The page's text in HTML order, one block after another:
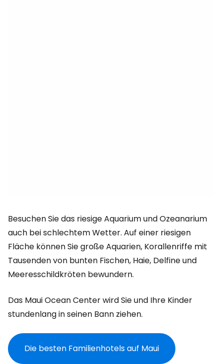
Besuchen Sie das riesige Aquarium und Ozeanarium
auch bei schlechtem Wetter. Auf einer riesigen
Fläche können Sie große Aquarien, Korallenriffe mit
Tausenden von bunten Fischen, Haie, Delfine und
Meeresschildkröten bewundern.
Das Maui Ocean Center wird Sie und Ihre Kinder
stundenlang in seinen Bann ziehen.
Die besten Familienhotels auf Maui